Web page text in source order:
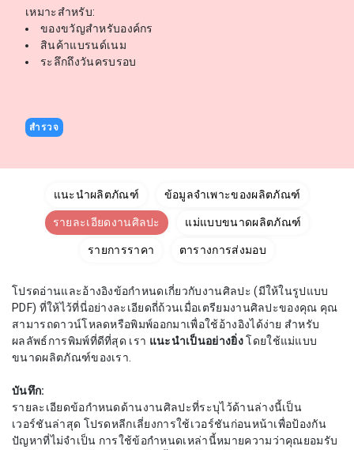
เหมาะสำหรับ:
ของขวัญสำหรับองค์กร
สินค้าแบรนด์เนม
ระลึกถึงวันครบรอบ
สำรวจ
แนะนำผลิตภัณฑ์ ข้อมูลจำเพาะของผลิตภัณฑ์
รายละเอียดงานศิลปะ แม่แบบขนาดผลิตภัณฑ์
รายการราคา ตารางการส่งมอบ
โปรดอ่านและอ้างอิงข้อกำหนดเกี่ยวกับงานศิลปะ (มีให้ในรูปแบบ
PDF) ที่ให้ไว้ที่นี่อย่างละเอียดถี่ถ้วนเมื่อเตรียมงานศิลปะของคุณ คุณ
สามารถดาวน์โหลดหรือพิมพ์ออกมาเพื่อใช้อ้างอิงได้ง่าย สำหรับ
ผลลัพธ์การพิมพ์ที่ดีที่สุด เรา แนะนำเป็นอย่างยิ่งโดยใช้แม่แบบ
ขนาดผลิตภัณฑ์ของเรา.
บันทึก:
รายละเอียดข้อกำหนดด้านงานศิลปะที่ระบุไว้ด้านล่างนี้เป็น
เวอร์ชันล่าสุด โปรดหลีกเลี่ยงการใช้เวอร์ชันก่อนหน้าเพื่อป้องกัน
ปัญหาที่ไม่จำเป็น การใช้ข้อกำหนดเหล่านี้หมายความว่าคุณยอมรับ